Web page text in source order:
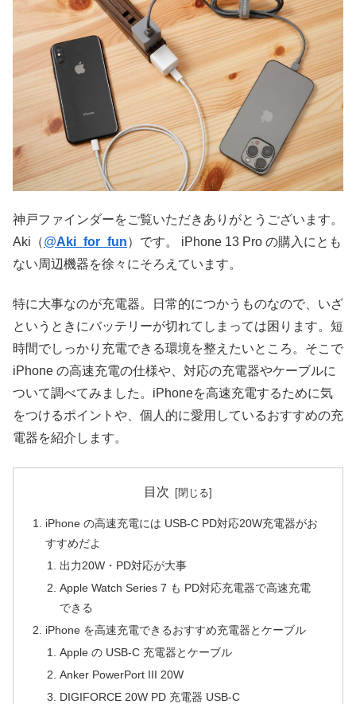
神戸ファインダーをご覧いただきありがとうございます。
Aki（@Aki_for_fun）です。 iPhone 13 Pro の購入にとも
ない周辺機器を徐々にそろえています。
特に大事なのが充電器。日常的につかうものなので、いざ
というときにバッテリーが切れてしまっては困ります。短
時間でしっかり充電できる環境を整えたいところ。そこで
iPhone の高速充電の仕様や、対応の充電器やケーブルに
ついて調べてみました。iPhoneを高速充電するために気
をつけるポイントや、個人的に愛用しているおすすめの充
電器を紹介します。
目次
iPhone の高速充電には USB-C PD対応20W充電器がお
すすめだよ
出力20W・PD対応が大事
Apple Watch Series 7 も PD対応充電器で高速充電
できる
iPhone を高速充電できるおすすめ充電器とケーブル
Apple の USB-C 充電器とケーブル
Anker PowerPort III 20W
DIGIFORCE 20W PD 充電器 USB-C